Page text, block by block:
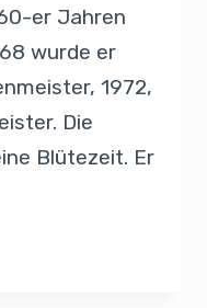
er Jahren
wurde er
1972,
Die
Blütezeit. Er